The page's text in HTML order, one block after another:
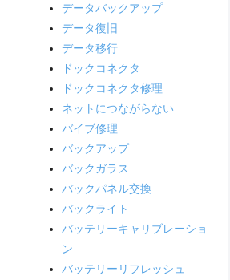
データバックアップ
データ復旧
データ移行
ドックコネクタ
ドックコネクタ修理
ネットにつながらない
バイブ修理
バックアップ
バックガラス
バックパネル交換
バックライト
バッテリーキャリブレーショ
ン
バッテリーリフレッシュ